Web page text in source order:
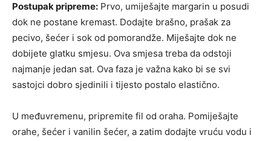
Postupak pripreme: Prvo, umiješajte margarin u posudi
dok ne postane kremast. Dodajte brašno, prašak za
pecivo, šećer i sok od pomorandže. Miješajte dok ne
dobijete glatku smjesu. Ova smjesa treba da odstoji
najmanje jedan sat. Ova faza je važna kako bi se svi
sastojci dobro sjedinili i tijesto postalo elastično.
U međuvremenu, pripremite fil od oraha. Pomiješajte
orahe, šećer i vanilin šećer, a zatim dodajte vruću vodu i